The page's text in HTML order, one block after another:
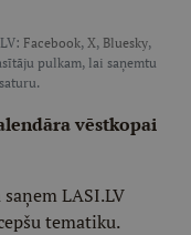
Facebook, X, Bluesky,
pulkam, lai saņemtu
vēstkopai
LASI.LV
tematiku.